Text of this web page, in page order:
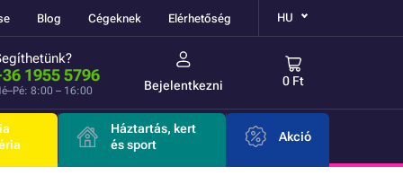
Blog Cégeknek Elérhetőség HU
1955 5796
8:00 – 16:00 Bejelentkezni 0 Ft
Háztartás, kert
és sport
Akció